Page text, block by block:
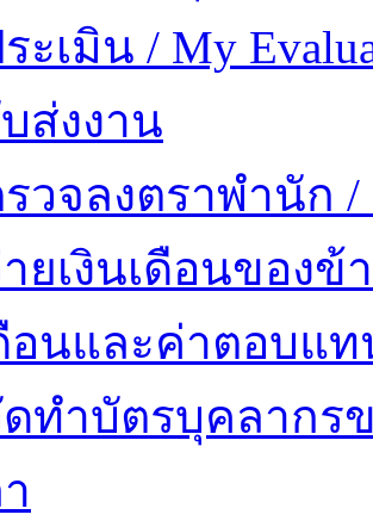
ะเมิน / My
ส่งงาน
วจลงตราพำนัก
ยเงินเดือนของข้
อนและค่าตอบแ
ทำบัตรบุคลากร